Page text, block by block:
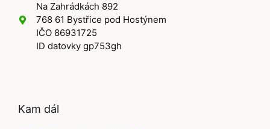
Na Zahrádkách 892
768 61 Bystřice pod Hostýnem
IČO 86931725
ID datovky gp753gh
Kam dál